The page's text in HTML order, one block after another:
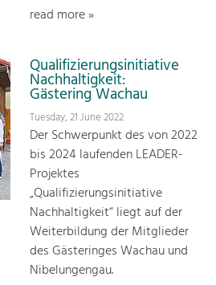
read more »
Qualifizierungsinitiative
Nachhaltigkeit:
Gästering Wachau
Tuesday, 21 June 2022
Der Schwerpunkt des von 2022
bis 2024 laufenden LEADER-
Projektes
„Qualifizierungsinitiative
Nachhaltigkeit“ liegt auf der
Weiterbildung der Mitglieder
des Gästeringes Wachau und
Nibelungengau.